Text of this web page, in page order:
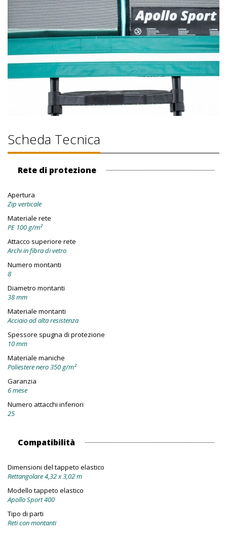
Scheda Tecnica
Rete di protezione
Apertura
Zip verticale
Materiale rete
PE 100 g/m²
Attacco superiore rete
Archi in fibra di vetro
Numero montanti
8
Diametro montanti
38 mm
Materiale montanti
Acciaio ad alta resistenza
Spessore spugna di protezione
10 mm
Materiale maniche
Poliestere nero 350 g/m²
Garanzia
6 mese
Numero attacchi inferiori
25
Compatibilità
Dimensioni del tappeto elastico
Rettangolare 4,32 x 3,02 m
Modello tappeto elastico
Apollo Sport 400
Tipo di parti
Reti con montanti